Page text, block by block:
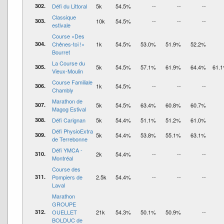
302. Défi du Littoral 5k 54.5% -- -- --
303.
Classique
estivale
10k 54.5% -- -- --
304.
Course «Des
Chênes-toi !»
Bourret
1k 54.5% 53.0% 51.9% 52.2%
305.
La Course du
Vieux-Moulin
5k 54.5% 57.1% 61.9% 64.4%
306.
Course Familiale
Chambly
1k 54.5% -- -- --
307.
Marathon de
Magog Estival
5k 54.5% 63.4% 60.8% 60.7%
308. Défi Carignan 5k 54.4% 51.1% 51.2% 61.0%
309.
Défi PhysioExtra
de Terrebonne
5k 54.4% 53.8% 55.1% 63.1%
310.
Défi YMCA -
Montréal
2k 54.4% -- -- --
311.
Course des
Pompiers de
Laval
2.5k 54.4% -- -- --
312.
Marathon
GROUPE
OUELLET
BOLDUC de
21k 54.3% 50.1% 50.9% --